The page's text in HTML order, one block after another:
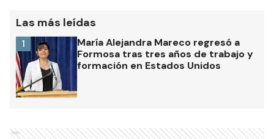
Las más leídas
María Alejandra Mareco regresó a
Formosa tras tres años de trabajo y
formación en Estados Unidos
1
Ads